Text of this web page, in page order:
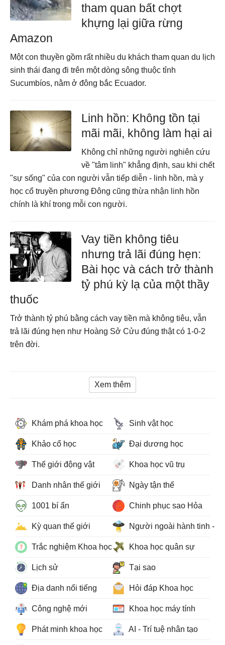
tham quan bất chợt
khựng lại giữa rừng
Amazon
Một con thuyền gồm rất nhiều du khách tham quan du lịch
sinh thái đang đi trên một dòng sông thuộc tỉnh
Sucumbíos, nằm ở đông bắc Ecuador.
Linh hồn: Không tồn tại
mãi mãi, không làm hại ai
Không chỉ những người nghiên cứu
về "tâm linh" khẳng định, sau khi chết
"sự sống" của con người vẫn tiếp diễn - linh hồn, mà y
học cổ truyền phương Đông cũng thừa nhận linh hồn
chính là khí trong mỗi con người.
Vay tiền không tiêu
nhưng trả lãi đúng hẹn:
Bài học và cách trở thành
tỷ phú kỳ lạ của một thầy
thuốc
Trở thành tỷ phú bằng cách vay tiền mà không tiêu, vẫn
trả lãi đúng hẹn như Hoàng Sở Cửu đúng thật có 1-0-2
trên đời.
Xem thêm
Khám phá khoa học Sinh vật học
Khảo cổ học Đại dương học
Thế giới động vật Khoa học vũ trụ
Danh nhân thế giới Ngày tận thế
1001 bí ẩn Chinh phục sao Hỏa
Kỳ quan thế giới Người ngoài hành tinh -
Trắc nghiệm Khoa học Khoa học quân sự
Lịch sử Tại sao
Địa danh nổi tiếng Hỏi đáp Khoa học
Công nghệ mới Khoa học máy tính
Phát minh khoa học AI - Trí tuệ nhân tạo